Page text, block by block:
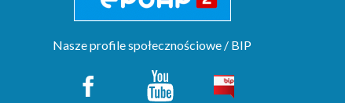
Nasze profile społecznościowe / BIP